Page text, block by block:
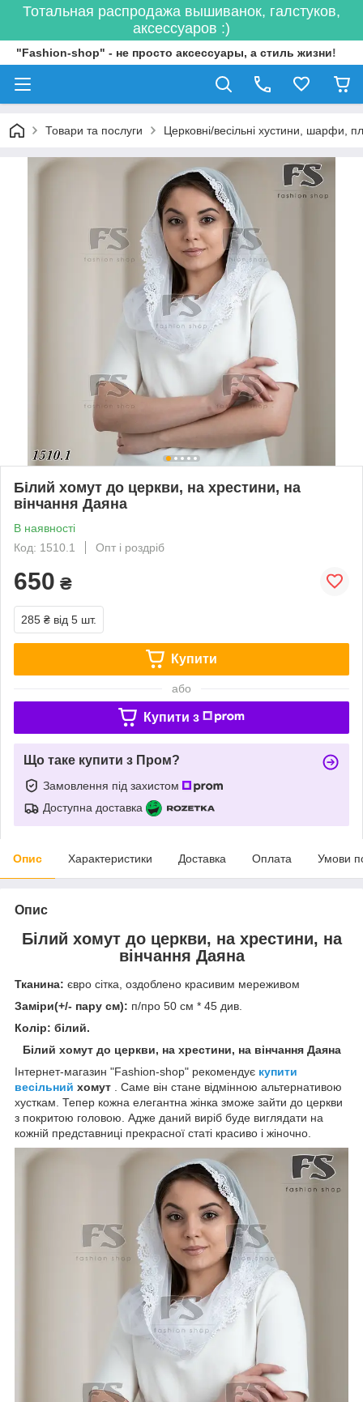
Тотальная распродажа вышиванок, галстуков,
аксессуаров :)
"Fashion-shop" - не просто аксессуары, а стиль жизни!
Товари та послуги Церковні/весільні хустини, шарфи,
Білий хомут до церкви, на хрестини, на
вінчання Даяна
В наявності
Код: 1510.1
Опт і роздріб
650 ₴
285 ₴ від 5 шт.
Купити
або
Купити з
Що таке купити з Пром?
Замовлення під захистом
Доступна доставка
Опис Характеристики Доставка Оплата Умови
Опис
Білий хомут до церкви, на хрестини, на
вінчання Даяна
Тканина: євро сітка, оздоблено красивим мереживом
Заміри(+/- пару см): п/про 50 см * 45 див.
Колір: білий.
Білий хомут до церкви, на хрестини, на вінчання Даяна
Інтернет-магазин "Fashion-shop" рекомендує купити
весільний хомут . Саме він стане відмінною альтернативою
хусткам. Тепер кожна елегантна жінка зможе зайти до церкви
з покритою головою. Адже даний виріб буде виглядати на
кожній представниці прекрасної статі красиво і жіночно.